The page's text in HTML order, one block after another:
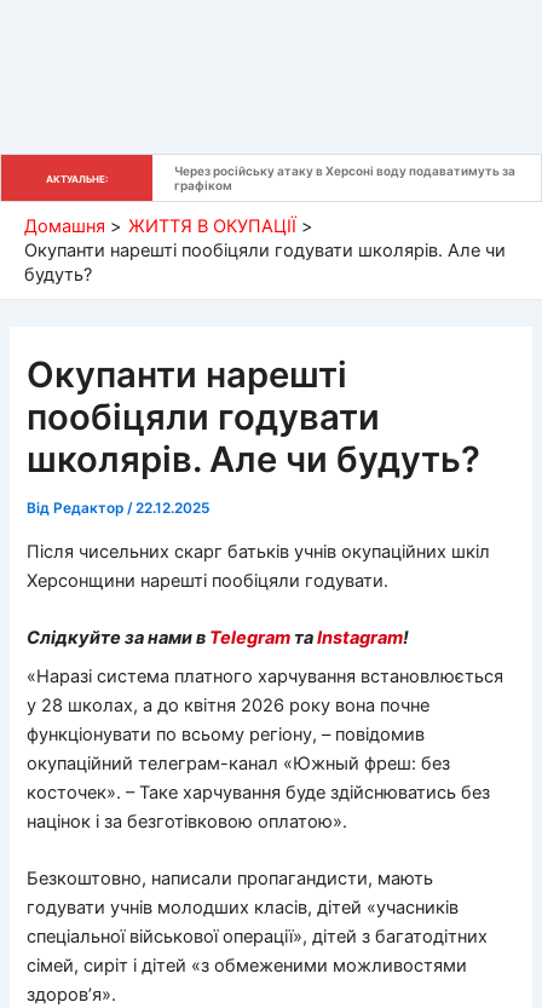
АКТУАЛЬНЕ:
Через російську атаку в Херсоні воду подаватимуть за
графіком
Домашня
ЖИТТЯ В ОКУПАЦІЇ
Окупанти нарешті пообіцяли годувати школярів. Але чи
будуть?
Окупанти нарешті
пообіцяли годувати
школярів. Але чи будуть?
Від Редактор/22.12.2025
Після чисельних скарг батьків учнів окупаційних шкіл
Херсонщини нарешті пообіцяли годувати.
Слідкуйте за нами в Telegram таInstagram!
«Наразі система платного харчування встановлюється
у 28 школах, а до квітня 2026 року вона почне
функціонувати по всьому регіону, – повідомив
окупаційний телеграм-канал «Южный фреш: без
косточек». – Таке харчування буде здійснюватись без
націнок і за безготівковою оплатою».
Безкоштовно, написали пропагандисти, мають
годувати учнів молодших класів, дітей «учасників
спеціальної військової операції», дітей з багатодітних
сімей, сиріт і дітей «з обмеженими можливостями
здоров’я».